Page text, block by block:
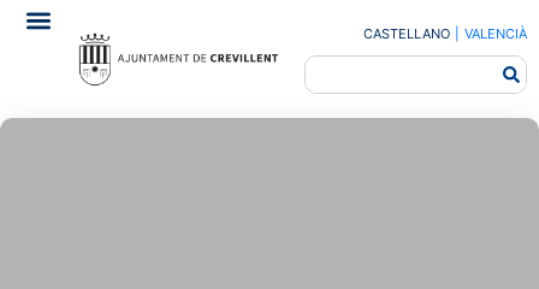
CASTELLANO VALENCIÀ